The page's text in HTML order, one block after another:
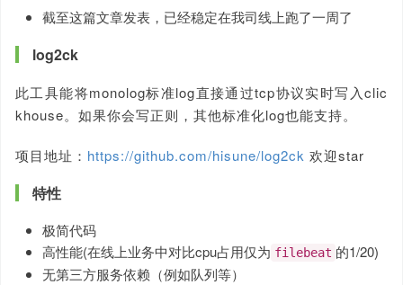
截至这篇文章发表，已经稳定在我司线上跑了一周了
log2ck
此工具能将monolog标准log直接通过tcp协议实时写入clic
khouse。如果你会写正则，其他标准化log也能支持。
项目地址： https://github.com/hisune/log2ck 欢迎star
特性
极简代码
高性能(在线上业务中对比cpu占用仅为 filebeat 的1/20)
无第三方服务依赖（例如队列等）